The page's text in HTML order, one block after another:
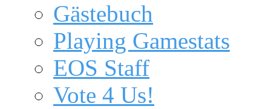
Gästebuch
Playing Gamestats
EOS Staff
Vote 4 Us!